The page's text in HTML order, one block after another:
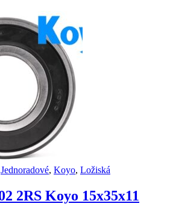
Jednoradové, Koyo, Ložiská
2RS Koyo 15x35x11